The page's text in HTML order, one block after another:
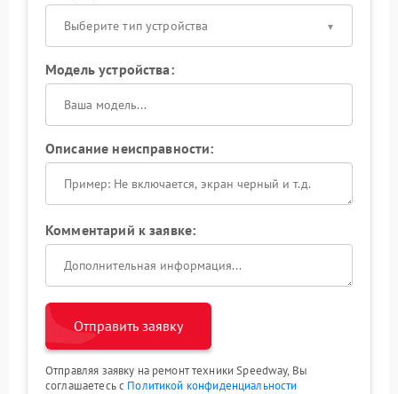
Выберите тип устройства
Модель устройства:
Описание неисправности:
Комментарий к заявке:
Отправить заявку
Отправляя заявку на ремонт техники Speedway, Вы
соглашаетесь с Политикой конфиденциальности